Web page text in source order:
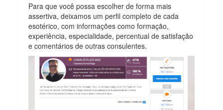
Para que você possa escolher de forma mais
assertiva, deixamos um perfil completo de cada
esotérico, com informações como formação,
experiência, especialidade, percentual de satisfação
e comentários de outras consulentes.